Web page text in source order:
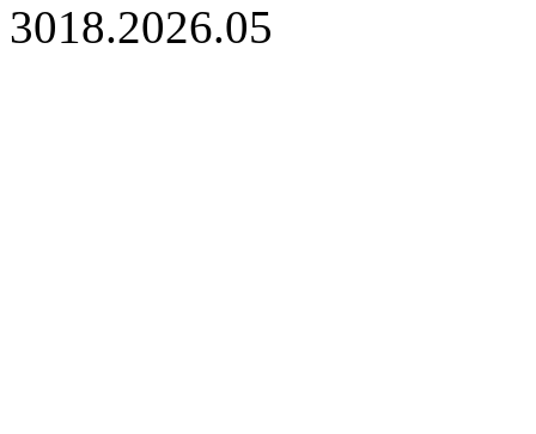
3018.2026.05